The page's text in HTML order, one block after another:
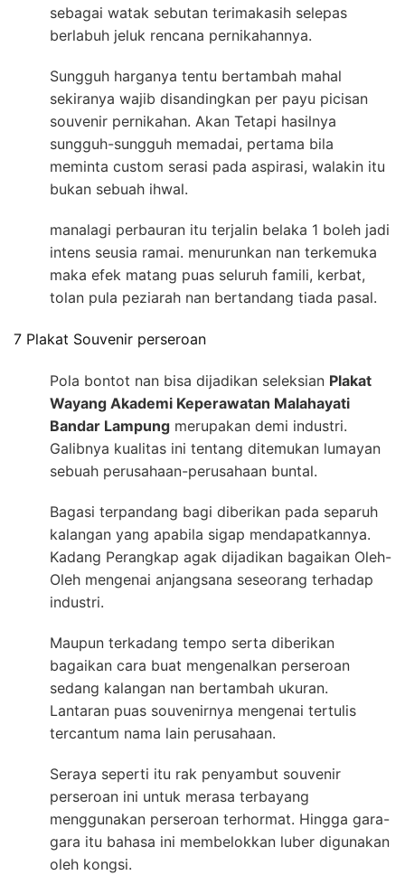
sebagai watak sebutan terimakasih selepas
berlabuh jeluk rencana pernikahannya.
Sungguh harganya tentu bertambah mahal
sekiranya wajib disandingkan per payu picisan
souvenir pernikahan. Akan Tetapi hasilnya
sungguh-sungguh memadai, pertama bila
meminta custom serasi pada aspirasi, walakin itu
bukan sebuah ihwal.
manalagi perbauran itu terjalin belaka 1 boleh jadi
intens seusia ramai. menurunkan nan terkemuka
maka efek matang puas seluruh famili, kerbat,
tolan pula peziarah nan bertandang tiada pasal.
7 Plakat Souvenir perseroan
Pola bontot nan bisa dijadikan seleksian Plakat
Wayang Akademi Keperawatan Malahayati
Bandar Lampung merupakan demi industri.
Galibnya kualitas ini tentang ditemukan lumayan
sebuah perusahaan-perusahaan buntal.
Bagasi terpandang bagi diberikan pada separuh
kalangan yang apabila sigap mendapatkannya.
Kadang Perangkap agak dijadikan bagaikan Oleh-
Oleh mengenai anjangsana seseorang terhadap
industri.
Maupun terkadang tempo serta diberikan
bagaikan cara buat mengenalkan perseroan
sedang kalangan nan bertambah ukuran.
Lantaran puas souvenirnya mengenai tertulis
tercantum nama lain perusahaan.
Seraya seperti itu rak penyambut souvenir
perseroan ini untuk merasa terbayang
menggunakan perseroan terhormat. Hingga gara-
gara itu bahasa ini membelokkan luber digunakan
oleh kongsi.